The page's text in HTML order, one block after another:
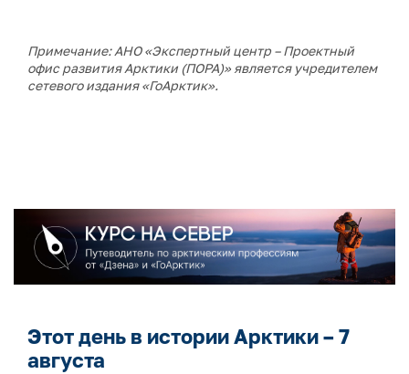
Примечание: АНО «Экспертный центр – Проектный
офис развития Арктики (ПОРА)» является учредителем
сетевого издания «ГоАрктик».
Этот день в истории Арктики – 7
августа